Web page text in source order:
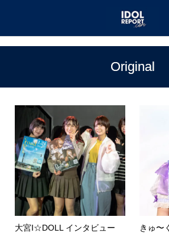
Original
大宮I☆DOLL インタビュー
きゅ〜